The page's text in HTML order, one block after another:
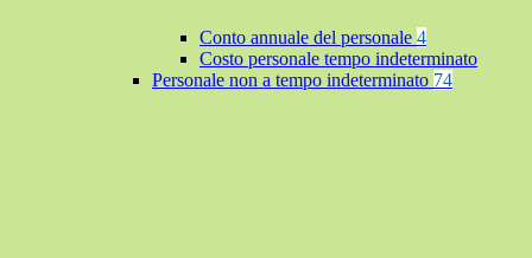
Conto annuale del personale 4
Costo personale tempo indeterminato
Personale non a tempo indeterminato 74